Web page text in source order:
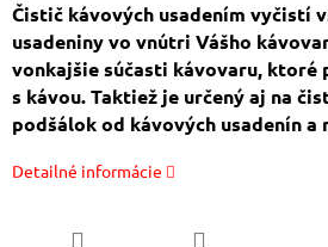
Čistič kávových usadením vyčistí
usadeniny vo vnútri Vášho
vonkajšie súčasti kávovaru, ktoré
s kávou. Taktiež je určený aj na
podšálok od kávových usadenín a
Detailné informácie